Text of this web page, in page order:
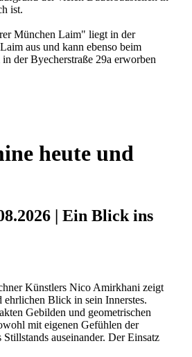
ist.
München Laim" liegt in der
aus und kann ebenso beim
der Byecherstraße 29a erworben
heute und
| Ein Blick ins
Künstlers Nico Amirkhani zeigt
ehrlichen Blick in sein Innerstes.
Gebilden und geometrischen
mit eigenen Gefühlen der
auseinander. Der Einsatz